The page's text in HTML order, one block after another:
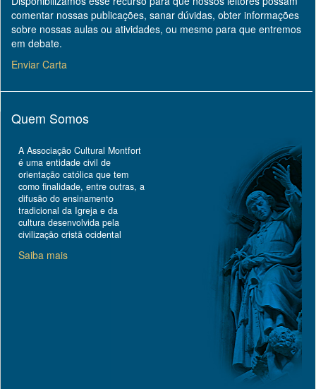
comentar nossas publicações, sanar dúvidas, obter informações
sobre nossas aulas ou atividades, ou mesmo para que entremos
em debate.
Enviar Carta
Quem Somos
A Associação Cultural Montfort
é uma entidade civil de
orientação católica que tem
como finalidade, entre outras, a
difusão do ensinamento
tradicional da Igreja e da
cultura desenvolvida pela
civilização cristã ocidental
Saiba mais